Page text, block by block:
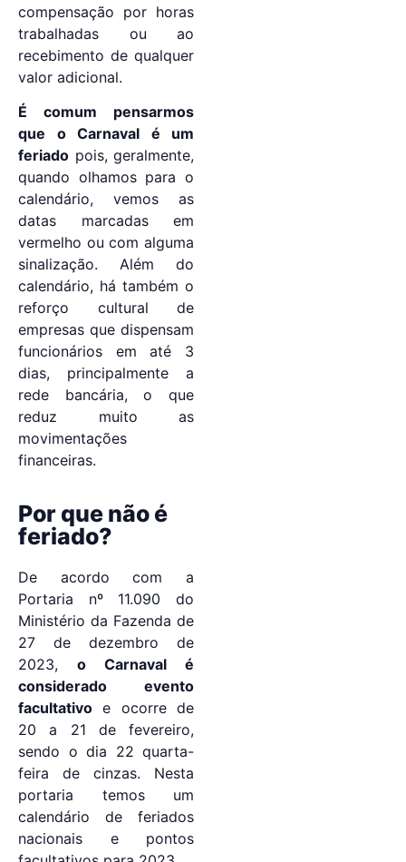
compensação por horas
trabalhadas ou ao
recebimento de qualquer
valor adicional.
É comum pensarmos
que o Carnaval é um
feriado pois, geralmente,
quando olhamos para o
calendário, vemos as
datas marcadas em
vermelho ou com alguma
sinalização. Além do
calendário, há também o
reforço cultural de
empresas que dispensam
funcionários em até 3
dias, principalmente a
rede bancária, o que
reduz muito as
movimentações
financeiras.
Por que não é
feriado?
De acordo com a
Portaria nº 11.090 do
Ministério da Fazenda de
27 de dezembro de
2023, o Carnaval é
considerado evento
facultativo e ocorre de
20 a 21 de fevereiro,
sendo o dia 22 quarta-
feira de cinzas. Nesta
portaria temos um
calendário de feriados
nacionais e pontos